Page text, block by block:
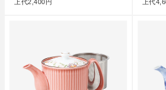
上代2,400円 上代